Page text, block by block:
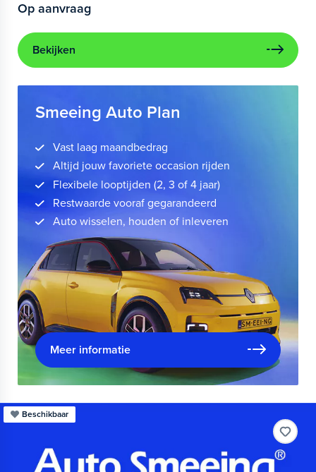
Op aanvraag
Bekijken
Smeeing Auto Plan
Vast laag maandbedrag
Altijd jouw favoriete occasion rijden
Flexibele looptijden (2, 3 of 4 jaar)
Restwaarde vooraf gegarandeerd
Auto wisselen, houden of inleveren
Meer informatie
Beschikbaar